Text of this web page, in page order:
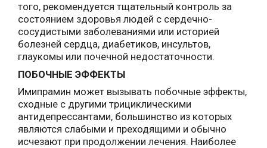
того, рекомендуется тщательный контроль за
состоянием здоровья людей с сердечно-
сосудистыми заболеваниями или историей
болезней сердца, диабетиков, инсультов,
глаукомы или почечной недостаточности.
ПОБОЧНЫЕ ЭФФЕКТЫ
Имипрамин может вызывать побочные эффекты,
сходные с другими трициклическими
антидепрессантами, большинство из которых
являются слабыми и преходящими и обычно
исчезают при продолжении лечения. Наиболее